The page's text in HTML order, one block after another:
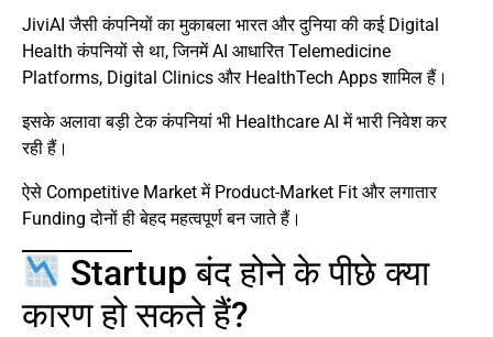
JiviAI जैसी कंपनियों का मुकाबला भारत और दुनिया की कई Digital
Health कंपनियों से था, जिनमें AI आधारित Telemedicine
Platforms, Digital Clinics और HealthTech Apps शामिल हैं।
इसके अलावा बड़ी टेक कंपनियां भी Healthcare AI में भारी निवेश कर
रही हैं।
ऐसे Competitive Market में Product-Market Fit और लगातार
Funding दोनों ही बेहद महत्वपूर्ण बन जाते हैं।
Startup बंद होने के पीछे क्या
कारण हो सकते हैं?